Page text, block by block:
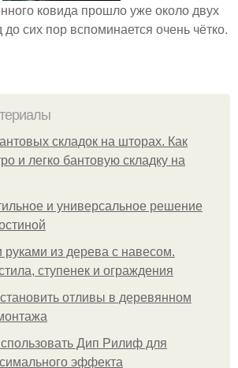
ковида прошло уже около двух
до сих пор вспоминается очень чётко.
складок на шторах. Как
и легко бантовую складку на
и универсальное решение
из дерева с навесом.
ступенек и ограждения
отливы в деревянном
Дип Рилиф для
эффекта